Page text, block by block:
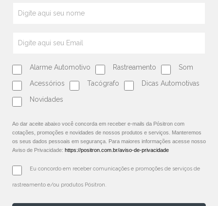
Alarme Automotivo Rastreamento Som
Acessórios Tacógrafo Dicas Automotivas
Novidades
Ao dar aceite abaixo você concorda em receber e-mails da Pósitron com
cotações, promoções e novidades de nossos produtos e serviços. Manteremos
os seus dados pessoais em segurança. Para maiores informações acesse nosso
Aviso de Privacidade: https://positron.com.br/aviso-de-privacidade
Eu concordo em receber comunicações e promoções de serviços de
rastreamento e/ou produtos Pósitron.